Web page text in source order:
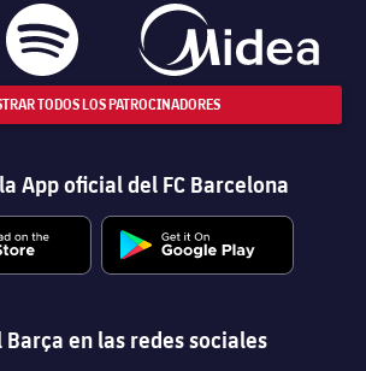
TODOS LOS PATROCINADORES
App oficial del FC Barcelona
Barça en las redes sociales